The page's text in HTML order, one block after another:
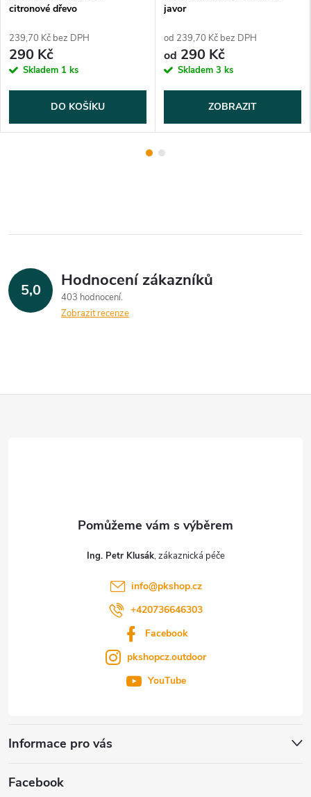
citronové dřevo
239,70 Kč bez DPH
290 Kč
Skladem 1 ks
DO KOŠÍKU
javor
od 239,70 Kč bez DPH
od 290 Kč
Skladem 3 ks
ZOBRAZIT
5,0 Hodnocení zákazníků
403 hodnocení
Zobrazit recenze
Ing. Petr Klusák
info@pkshop.cz
+420736646303
Facebook
pkshopcz.outdoor
YouTube
Informace pro vás
Facebook